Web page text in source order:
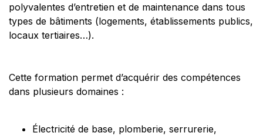
polyvalentes d’entretien et de maintenance dans tous
types de bâtiments (logements, établissements publics,
locaux tertiaires…).
Cette formation permet d’acquérir des compétences
dans plusieurs domaines :
Électricité de base, plomberie, serrurerie,